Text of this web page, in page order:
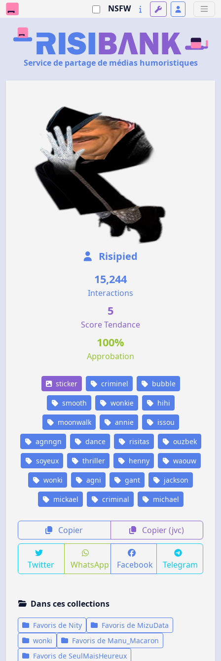
NSFW
Service de partage de médias humoristiques
Risipied
15,244
Interactions
5
Score Tendance
100%
Approbation
sticker criminel bubble
smooth wonkie hihi
moonwalk annie issou
agnngn dance risitas ouzbek
soyeux thriller henny waouw
wonki agni gant jackson
mickael criminal michael
Copier Copier (jvc)
Twitter WhatsApp Facebook Telegram
Dans ces collections
Favoris de Nity
Favoris de MizuData
wonki
Favoris de Manu_Macaron
Favoris de SeulMaisHeureux